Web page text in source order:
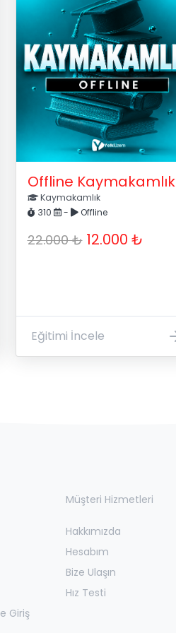
Offline Kaymakamlık
Kaymakamlık
310
- Offline
22.000 ₺ 12.000 ₺
Eğitimi İncele
Giriş
Müşteri Hizmetleri
Hakkımızda
Hesabım
Bize Ulaşın
Hız Testi